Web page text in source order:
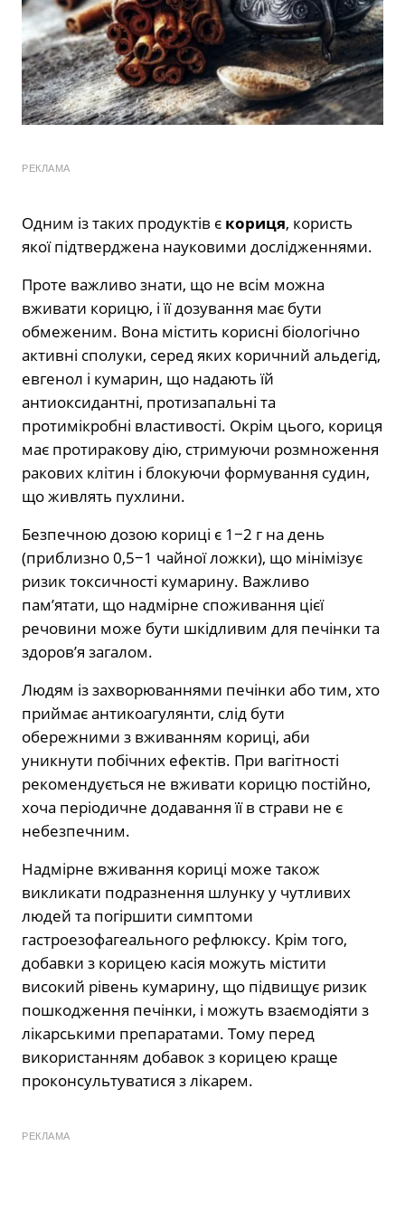
РЕКЛАМА
Одним із таких продуктів є кориця, користь
якої підтверджена науковими дослідженнями.
Проте важливо знати, що не всім можна
вживати корицю, і її дозування має бути
обмеженим. Вона містить корисні біологічно
активні сполуки, серед яких коричний альдегід,
евгенол і кумарин, що надають їй
антиоксидантні, протизапальні та
протимікробні властивості. Окрім цього, кориця
має протиракову дію, стримуючи розмноження
ракових клітин і блокуючи формування судин,
що живлять пухлини.
Безпечною дозою кориці є 1−2 г на день
(приблизно 0,5−1 чайної ложки), що мінімізує
ризик токсичності кумарину. Важливо
пам’ятати, що надмірне споживання цієї
речовини може бути шкідливим для печінки та
здоров’я загалом.
Людям із захворюваннями печінки або тим, хто
приймає антикоагулянти, слід бути
обережними з вживанням кориці, аби
уникнути побічних ефектів. При вагітності
рекомендується не вживати корицю постійно,
хоча періодичне додавання її в страви не є
небезпечним.
Надмірне вживання кориці може також
викликати подразнення шлунку у чутливих
людей та погіршити симптоми
гастроезофагеального рефлюксу. Крім того,
добавки з корицею касія можуть містити
високий рівень кумарину, що підвищує ризик
пошкодження печінки, і можуть взаємодіяти з
лікарськими препаратами. Тому перед
використанням добавок з корицею краще
проконсультуватися з лікарем.
РЕКЛАМА